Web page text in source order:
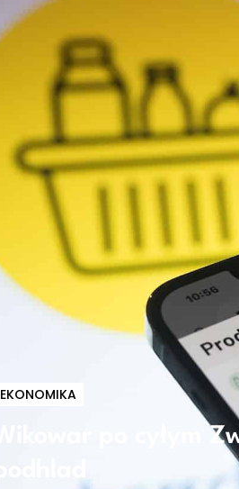
EKONOMIKA
Wikowar po cyłym